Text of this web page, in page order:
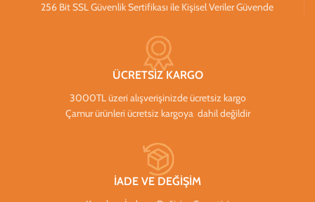
256 Bit SSL Güvenlik Sertifikası ile Kişisel Veriler Güvende
ÜCRETSİZ KARGO
3000TL üzeri alışverişinizde ücretsiz kargo
Çamur ürünleri ücretsiz kargoya dahil değildir
İADE VE DEĞİŞİM